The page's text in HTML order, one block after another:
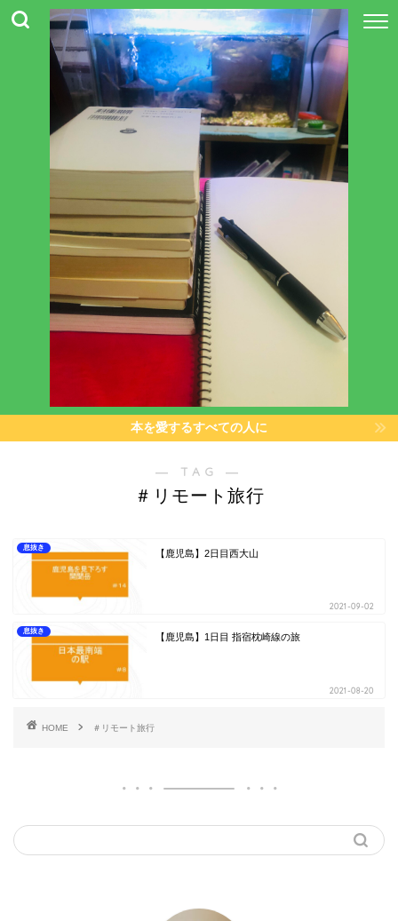
本を愛するすべての人に
― TAG ―
＃リモート旅行
息抜き
【鹿児島】2日目西大山
2021-09-02
息抜き
【鹿児島】1日目 指宿枕崎線の旅
2021-08-20
HOME ＃リモート旅行